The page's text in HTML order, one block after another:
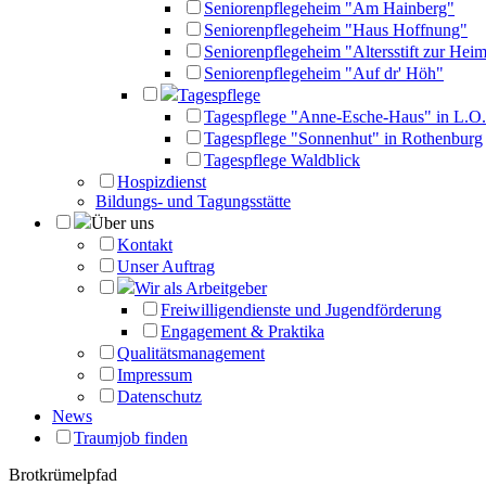
Seniorenpflegeheim "Am Hainberg"
Seniorenpflegeheim "Haus Hoffnung"
Seniorenpflegeheim "Altersstift zur
Seniorenpflegeheim "Auf dr' Höh"
Tagespflege
Tagespflege "Anne-Esche-Haus" in L.O.
Tagespflege "Sonnenhut" in Rothenburg
Tagespflege Waldblick
Hospizdienst
Bildungs- und Tagungsstätte
Über uns
Kontakt
Unser Auftrag
Wir als Arbeitgeber
Freiwilligendienste und Jugendförderung
Engagement & Praktika
Qualitätsmanagement
Impressum
Datenschutz
News
Traumjob finden
Brotkrümelpfad